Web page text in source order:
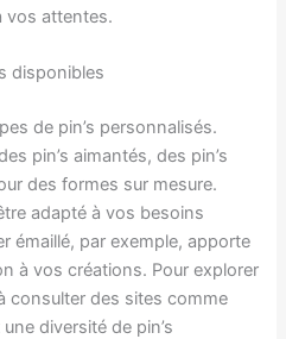
vos attentes.
disponibles
de pin’s personnalisés.
pin’s aimantés, des pin’s
des formes sur mesure.
adapté à vos besoins
émaillé, par exemple, apporte
à vos créations. Pour explorer
consulter des sites comme
diversité de pin’s